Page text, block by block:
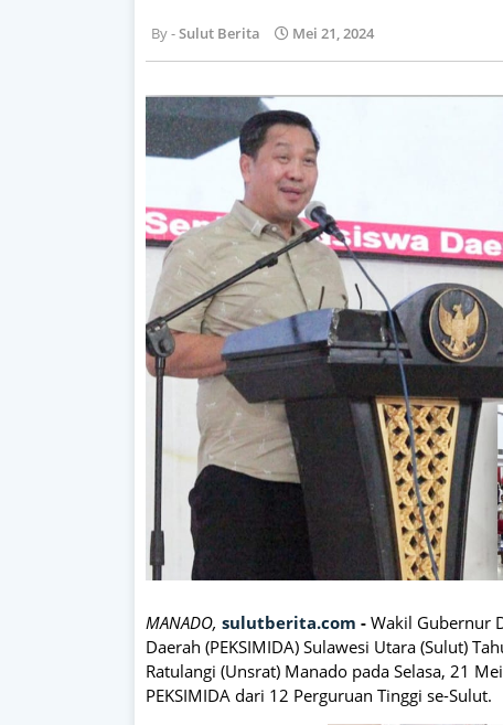
Sulut Berita Mei 21, 2024
MANADO, sulutberita.com - Wakil Gubernur
Daerah (PEKSIMIDA) Sulawesi Utara (Sulut)
Ratulangi (Unsrat) Manado pada Selasa, 21
PEKSIMIDA dari 12 Perguruan Tinggi se-Sulut.